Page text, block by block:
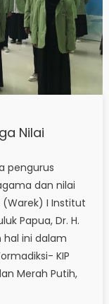
Nilai
pengurus
dan nilai
(Warek) I Institut
Papua, Dr. H.
hal ini dalam
KIP
Merah Putih,